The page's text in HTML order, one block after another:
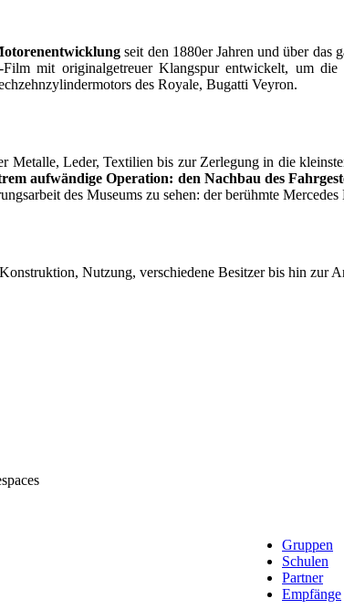
seit den 1880er Jahren und über das
mit originalgetreuer Klangspur entwickelt, um
des Royale, Bugatti Veyron.
Metalle, Leder, Textilien bis zur Zerlegung in die
aufwändige Operation: den Nachbau des
des Museums zu sehen: der berühmte
Nutzung, verschiedene Besitzer bis hin zur
Gruppen
Schulen
Partner
Empfänge